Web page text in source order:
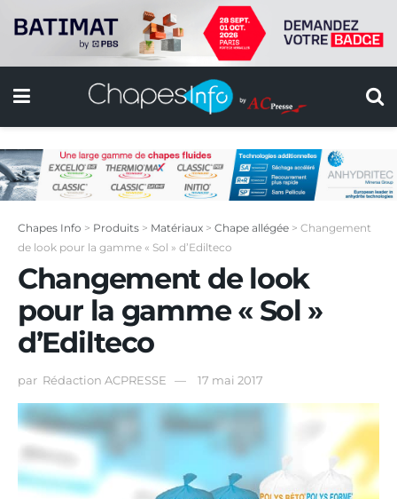
Chapes Info > Produits > Matériaux > Chape allégée > Changement
de look pour la gamme « Sol » d’Edilteco
Changement de look
pour la gamme « Sol »
d’Edilteco
par Rédaction ACPRESSE 17 mai 2017